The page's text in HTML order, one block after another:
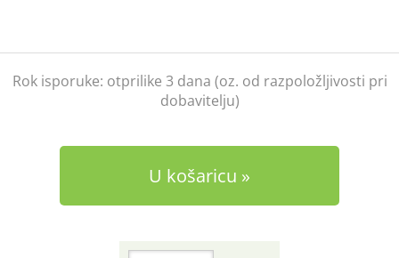
Rok isporuke: otprilike 3 dana (oz. od razpoložljivosti pri
dobavitelju)
U košaricu